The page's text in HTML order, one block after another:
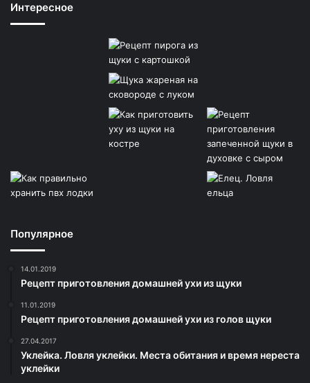
Интересное
Популярное
14.01.2019
Рецепт приготовления домашней ухи из щуки
11.01.2019
Рецепт приготовления домашней ухи из голов щуки
27.04.2017
Уклейка. Ловля уклейки. Места обитания и время нереста
уклейки